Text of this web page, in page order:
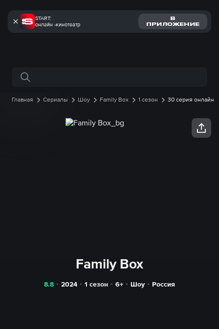
START:
онлайн -кинотеатр
В
ПРИЛОЖЕНИЕ
Поиск по сайту
Главная Сериалы Шоу Family Box 1 сезон 30 серия онлайн
Family Box
8.8 2024 1 сезон 6+ Шоу Россия